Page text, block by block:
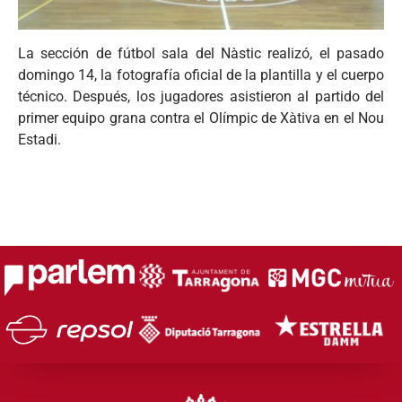
La sección de fútbol sala del Nàstic realizó, el pasado
domingo 14, la fotografía oficial de la plantilla y el cuerpo
técnico. Después, los jugadores asistieron al partido del
primer equipo grana contra el Olímpic de Xàtiva en el Nou
Estadi.